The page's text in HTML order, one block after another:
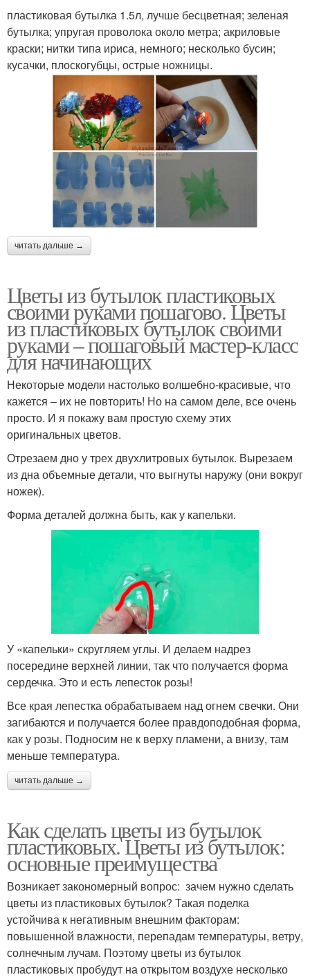
пластиковая бутылка 1.5л, лучше бесцветная; зеленая
бутылка; упругая проволока около метра; акриловые
краски; нитки типа ириса, немного; несколько бусин;
кусачки, плоскогубцы, острые ножницы.
читать дальше →
Цветы из бутылок пластиковых
своими руками пошагово. Цветы
из пластиковых бутылок своими
руками – пошаговый мастер-класс
для начинающих
Некоторые модели настолько волшебно-красивые, что
кажется – их не повторить! Но на самом деле, все очень
просто. И я покажу вам простую схему этих
оригинальных цветов.
Отрезаем дно у трех двухлитровых бутылок. Вырезаем
из дна объемные детали, что выгнуты наружу (они вокруг
ножек).
Форма деталей должна быть, как у капельки.
У «капельки» скругляем углы. И делаем надрез
посередине верхней линии, так что получается форма
сердечка. Это и есть лепесток розы!
Все края лепестка обрабатываем над огнем свечки. Они
загибаются и получается более правдоподобная форма,
как у розы. Подносим не к верху пламени, а внизу, там
меньше температура.
читать дальше →
Как сделать цветы из бутылок
пластиковых. Цветы из бутылок:
основные преимущества
Возникает закономерный вопрос: зачем нужно сделать
цветы из пластиковых бутылок? Такая поделка
устойчива к негативным внешним факторам:
повышенной влажности, перепадам температуры, ветру,
солнечным лучам. Поэтому цветы из бутылок
пластиковых пробудут на открытом воздухе несколько